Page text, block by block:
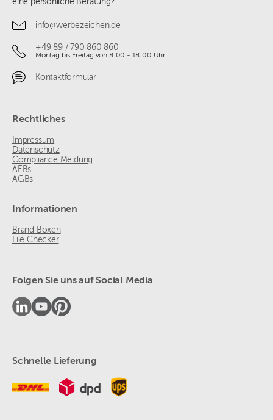
eine persönliche Beratung?
info@werbezeichen.de
+49 89 / 790 860 860
Montag bis Freitag von 8:00 - 18:00 Uhr
Kontaktformular
Rechtliches
Impressum
Datenschutz
Compliance Meldung
AEBs
AGBs
Informationen
Brand Boxen
File Checker
Folgen Sie uns auf Social Media
Schnelle Lieferung